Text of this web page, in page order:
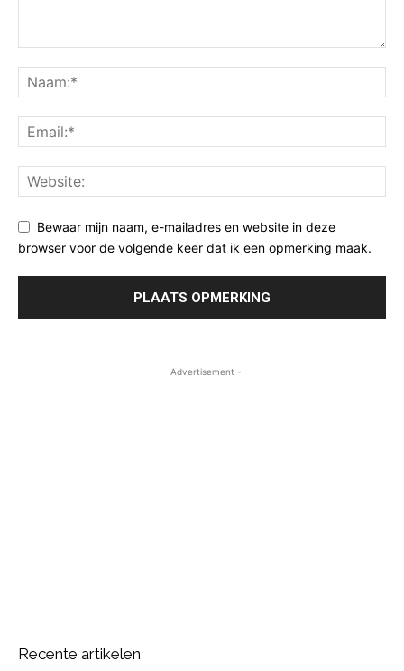
Bewaar mijn naam, e-mailadres en website in deze
browser voor de volgende keer dat ik een opmerking maak.
- Advertisement -
Recente artikelen